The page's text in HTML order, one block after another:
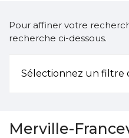
Pour affiner votre
recherche ci-dessous.
Sélectionnez un filtre
Merville-